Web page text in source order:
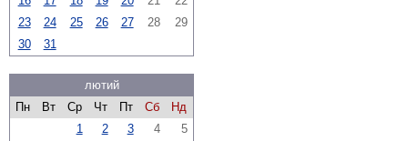
23
24 25 26 27 28
29
30
31
лютий
Пн
Вт Ср Чт Пт Сб
Нд
1
2 3 4
5